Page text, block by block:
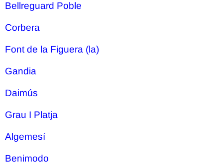
Bellreguard Poble
Corbera
Font de la Figuera (la)
Gandia
Daimús
Grau I Platja
Algemesí
Benimodo